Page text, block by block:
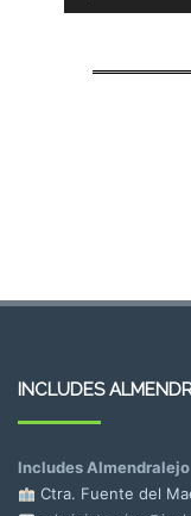
INCLUDES
Includes Almendralejo
Ctra. Fuente del